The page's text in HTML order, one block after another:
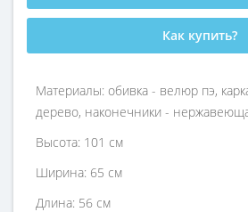
Как купить?
Материалы: обивка - велюр пэ,
дерево, наконечники -
Высота: 101 см
Ширина: 65 см
Длина: 56 см